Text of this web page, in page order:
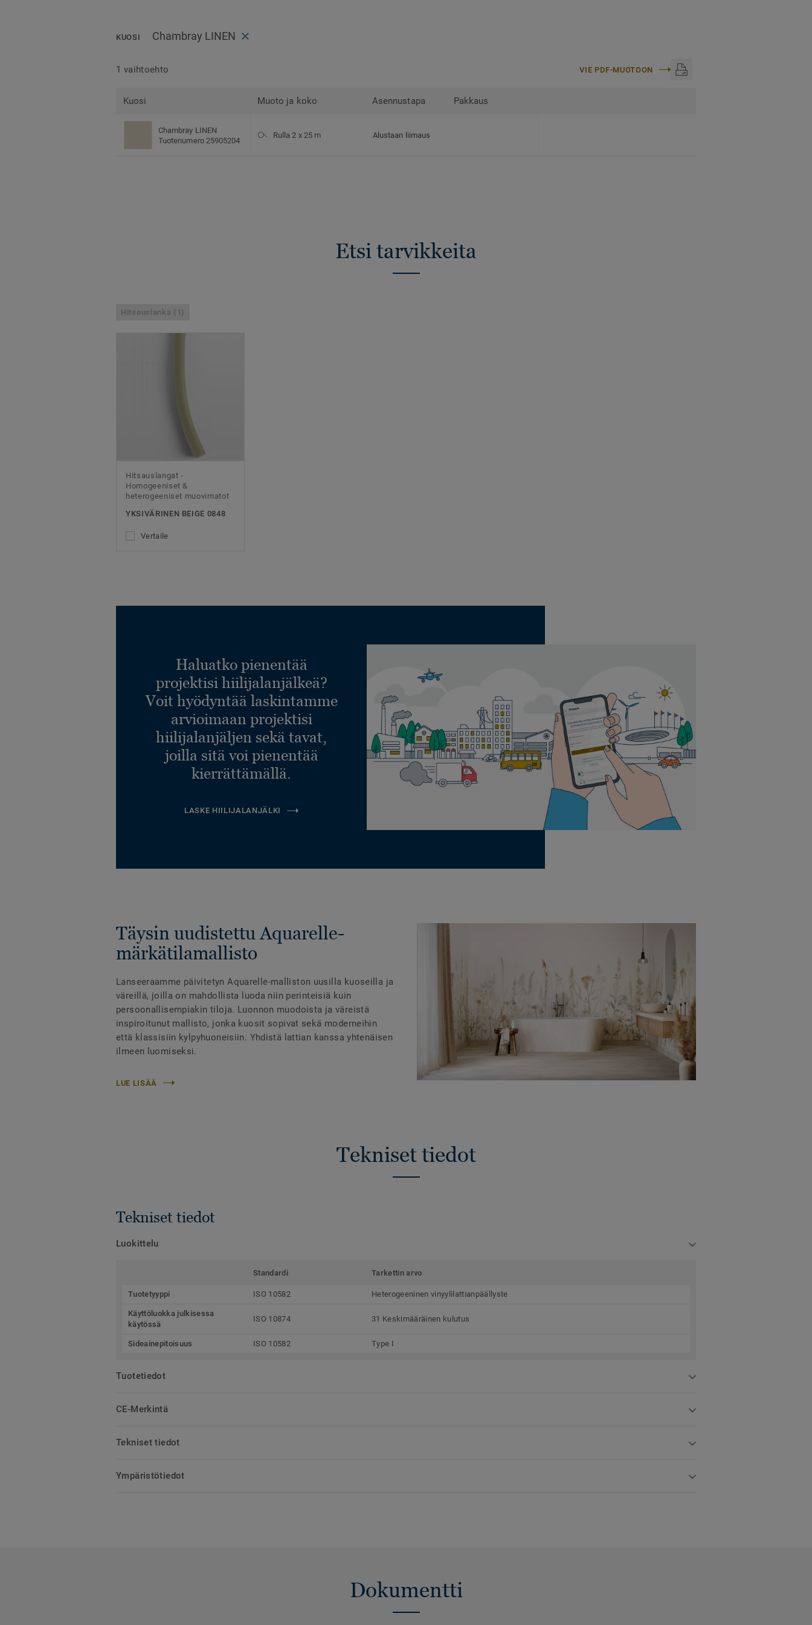
KUOSI Chambray LINEN
1 vaihtoehto VIE PDF-MUOTOON
Kuosi Muoto ja koko Asennustapa Pakkaus
Chambray LINEN
Tuotenumero 25905204
Rulla 2 x 25 m Alustaan liimaus
Etsi tarvikkeita
Hitsauslanka (1)
Hitsauslangat -
Homogeeniset &
heterogeeniset muovimatot
YKSIVÄRINEN BEIGE 0848
Vertaile
Haluatko pienentää
projektisi hiilijalanjälkeä?
Voit hyödyntää laskintamme
arvioimaan projektisi
hiilijalanjäljen sekä tavat,
joilla sitä voi pienentää
kierrättämällä.
LASKE HIILIJALANJÄLKI
Täysin uudistettu Aquarelle-
märkätilamallisto
Lanseeraamme päivitetyn Aquarelle-malliston uusilla kuoseilla ja
väreillä, joilla on mahdollista luoda niin perinteisiä kuin
persoonallisempiakin tiloja. Luonnon muodoista ja väreistä
inspiroitunut mallisto, jonka kuosit sopivat sekä moderneihin
että klassisiin kylpyhuoneisiin. Yhdistä lattian kanssa yhtenäisen
ilmeen luomiseksi.
LUE LISÄÄ
Tekniset tiedot
Tekniset tiedot
Luokittelu
Standardi Tarkettin arvo
Tuotetyyppi ISO 10582 Heterogeeninen vinyylilattianpäällyste
Käyttöluokka julkisessa
käytössä
ISO 10874 31 Keskimääräinen kulutus
Sideainepitoisuus ISO 10582 Type I
Tuotetiedot
CE-Merkintä
Tekniset tiedot
Ympäristötiedot
Dokumentti